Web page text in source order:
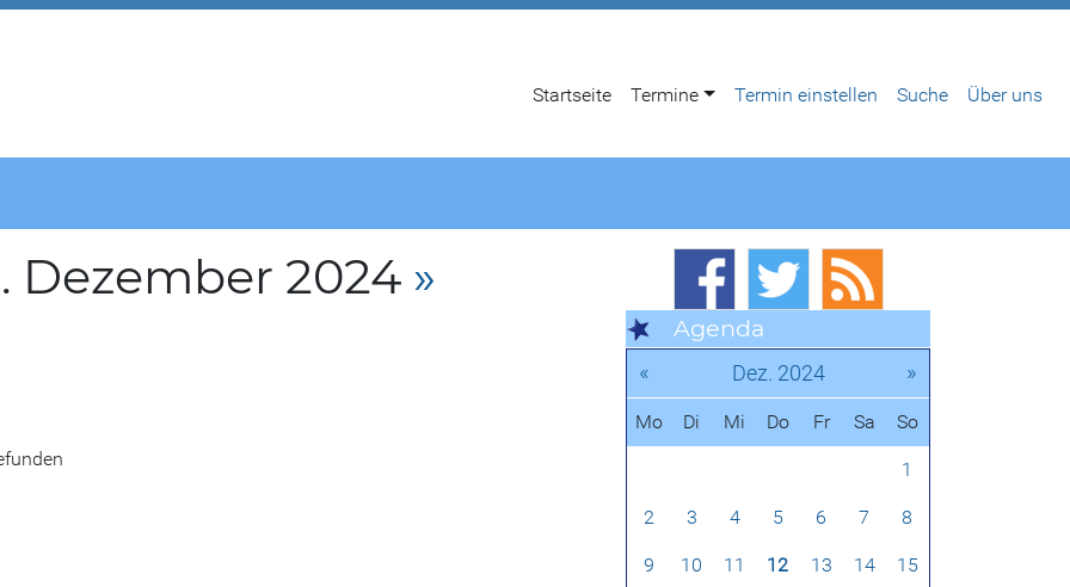
Startseite Termine Termin einstellen Suche Über uns
Dezember 2024 »
Agenda
« Dez. 2024 »
Mo Di Mi Do Fr Sa So
1
2 3 4 5 6 7 8
9 10 11 12 13 14 15